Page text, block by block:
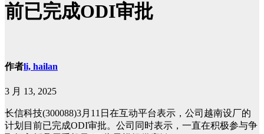
前已完成ODI审批
作者li, hailan
3 月 13, 2025
长信科技(300088)3月 11 日在互动平台表示，公司越南设厂的
计划目前已完成ODI审批。公司同时表示，一直在积极参与争